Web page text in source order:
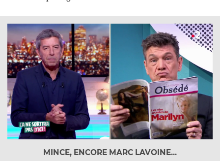
MINCE, ENCORE MARC LAVOINE...